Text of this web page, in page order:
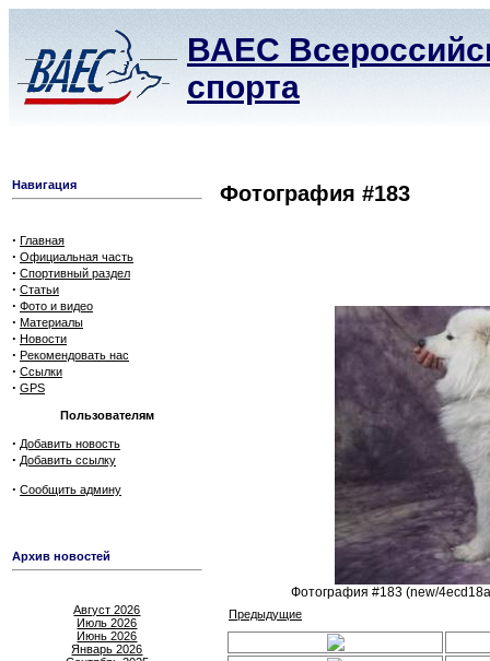
ВАЕС
спорта
Навигация
· Главная
· Официальная часть
· Спортивный раздел
· Статьи
· Фото и видео
· Материалы
· Новости
· Рекомендовать нас
· Ссылки
· GPS
Пользователям
· Добавить новость
· Добавить ссылку
· Сообщить админу
Архив новостей
Август 2026
Июль 2026
Июнь 2026
Январь 2026
Фотография #183
Фотография #183 (new/
Предыдущие